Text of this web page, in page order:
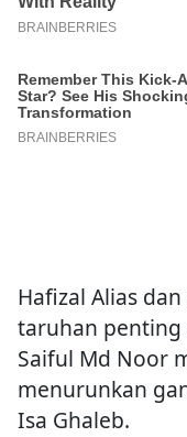
Hafizal Alias
taruhan
Saiful Md Noor
menurunkan
Isa Ghaleb.